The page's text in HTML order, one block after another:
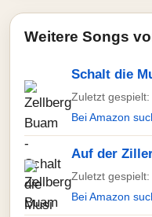
Weitere Songs
Schalt die
Zuletzt
Bei Amazon
Auf der
Zuletzt
Bei Amazon